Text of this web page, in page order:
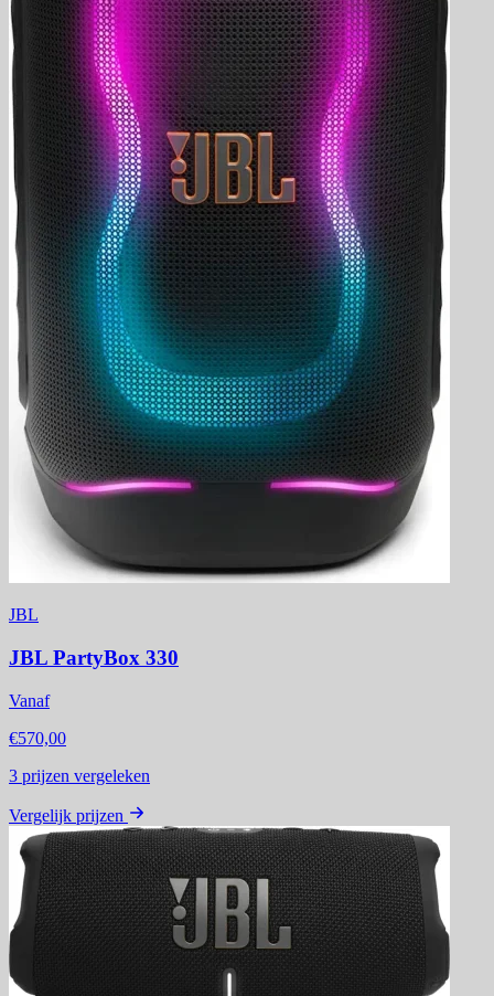
JBL
JBL PartyBox 330
Vanaf
€570,00
3 prijzen vergeleken
Vergelijk prijzen